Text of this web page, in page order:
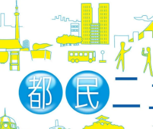
イベント・グッズ
YouTube
会社情報